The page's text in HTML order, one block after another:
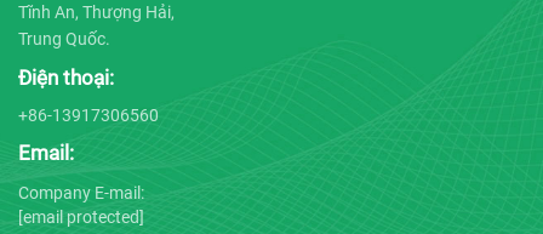
Tĩnh An, Thượng Hải,
Trung Quốc.
Điện thoại:
+86-13917306560
Email:
Company E-mail:
[email protected]